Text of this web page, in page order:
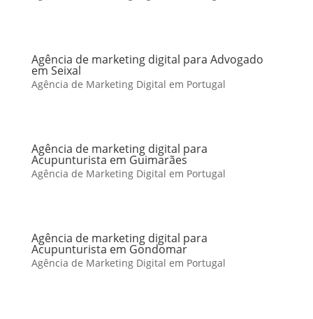
Agência de marketing digital para Advogado
em Seixal
Agência de Marketing Digital em Portugal
Agência de marketing digital para
Acupunturista em Guimarães
Agência de Marketing Digital em Portugal
Agência de marketing digital para
Acupunturista em Gondomar
Agência de Marketing Digital em Portugal